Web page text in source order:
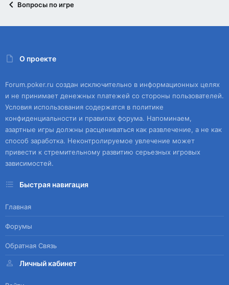
Вопросы по игре
О проекте
Forum.poker.ru создан исключительно в информационных целях
и не принимает денежных платежей со стороны пользователей.
Условия использования содержатся в политике
конфиденциальности и правилах форума. Напоминаем,
азартные игры должны расцениваться как развлечение, а не как
способ заработка. Неконтролируемое увлечение может
привести к стремительному развитию серьезных игровых
зависимостей.
Быстрая навигация
Главная
Форумы
Обратная Связь
Личный кабинет